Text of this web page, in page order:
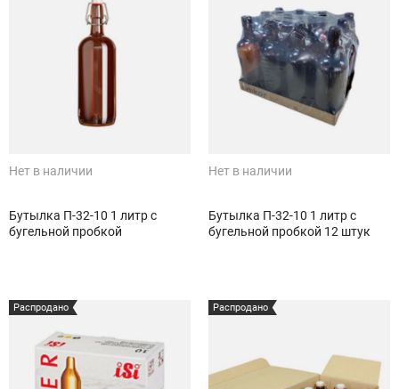
Нет в наличии
Бутылка П-32-10 1 литр с
бугельной пробкой
Нет в наличии
Бутылка П-32-10 1 литр с
бугельной пробкой 12 штук
Распродано Распродано